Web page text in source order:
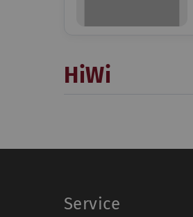
HiWi
Service